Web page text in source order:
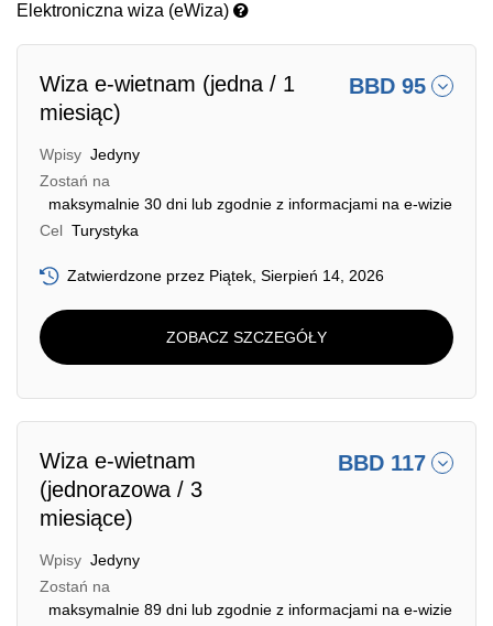
Elektroniczna wiza (eWiza)
Wiza e-wietnam (jedna / 1
miesiąc)
BBD 95
Wpisy Jedyny
Zostań na
maksymalnie 30 dni lub zgodnie z informacjami na e-wizie
Cel Turystyka
Zatwierdzone przez Piątek, Sierpień 14, 2026
ZOBACZ SZCZEGÓŁY
Wiza e-wietnam
(jednorazowa / 3
miesiące)
BBD 117
Wpisy Jedyny
Zostań na
maksymalnie 89 dni lub zgodnie z informacjami na e-wizie